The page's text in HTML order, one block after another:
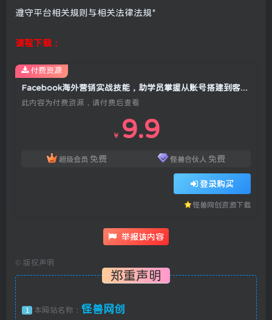
遵守平台相关规则与相关法律法规*
课程下载：
此内容为付费资源，请付费后查看
￥ 9.9
超级会员 免费 怪兽合伙人 免费
登录购买
怪兽网创资源下载
付费资源
举报该内容
© 版权声明
郑重声明
1 本网站名称： 怪兽网创